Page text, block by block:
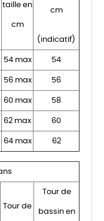
taille en
cm
cm
(indicatif)
54 max 54
56 max 56
60 max 58
62 max 60
64 max 62
Tour de
Tour de
bassin en